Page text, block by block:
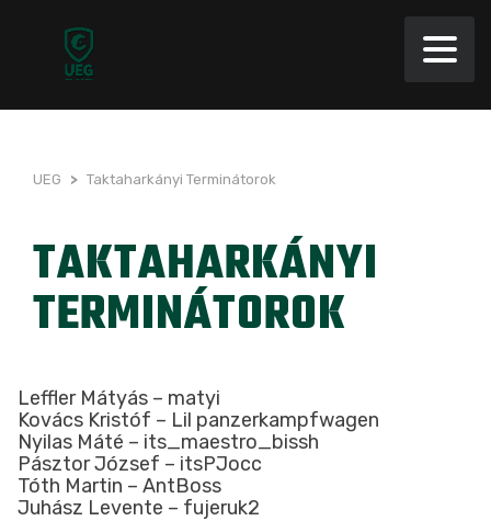
UEG > Taktaharkányi Terminátorok
TAKTAHARKÁNYI
TERMINÁTOROK
Leffler Mátyás – matyi
Kovács Kristóf – Lil panzerkampfwagen
Nyilas Máté – its_maestro_bissh
Pásztor József – itsPJocc
Tóth Martin – AntBoss
Juhász Levente – fujeruk2